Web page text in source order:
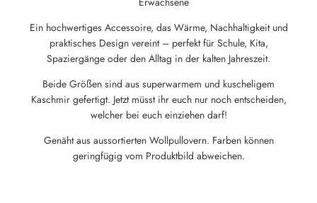
Ein hochwertiges Accessoire, das Wärme, Nachhaltigkeit und
praktisches Design vereint – perfekt für Schule, Kita,
Spaziergänge oder den Alltag in der kalten Jahreszeit.
Beide Größen sind aus superwarmem und kuscheligem
Kaschmir gefertigt. Jetzt müsst ihr euch nur noch entscheiden,
welcher bei euch einziehen darf!
Genäht aus aussortierten Wollpullovern. Farben können
geringfügig vom Produktbild abweichen.